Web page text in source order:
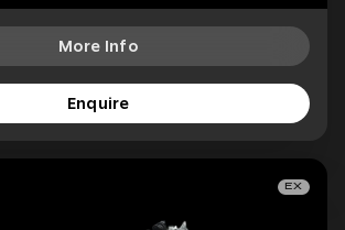
More Info
Enquire
EX